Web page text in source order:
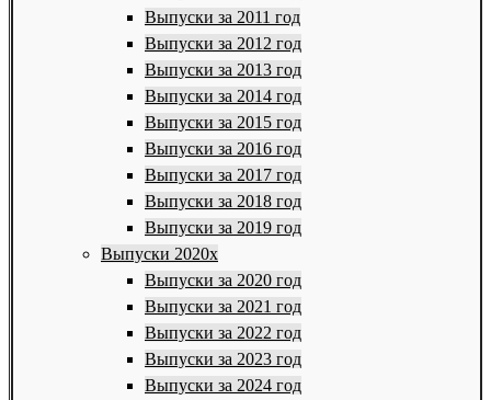
Выпуски за 2011 год
Выпуски за 2012 год
Выпуски за 2013 год
Выпуски за 2014 год
Выпуски за 2015 год
Выпуски за 2016 год
Выпуски за 2017 год
Выпуски за 2018 год
Выпуски за 2019 год
Выпуски 2020х
Выпуски за 2020 год
Выпуски за 2021 год
Выпуски за 2022 год
Выпуски за 2023 год
Выпуски за 2024 год